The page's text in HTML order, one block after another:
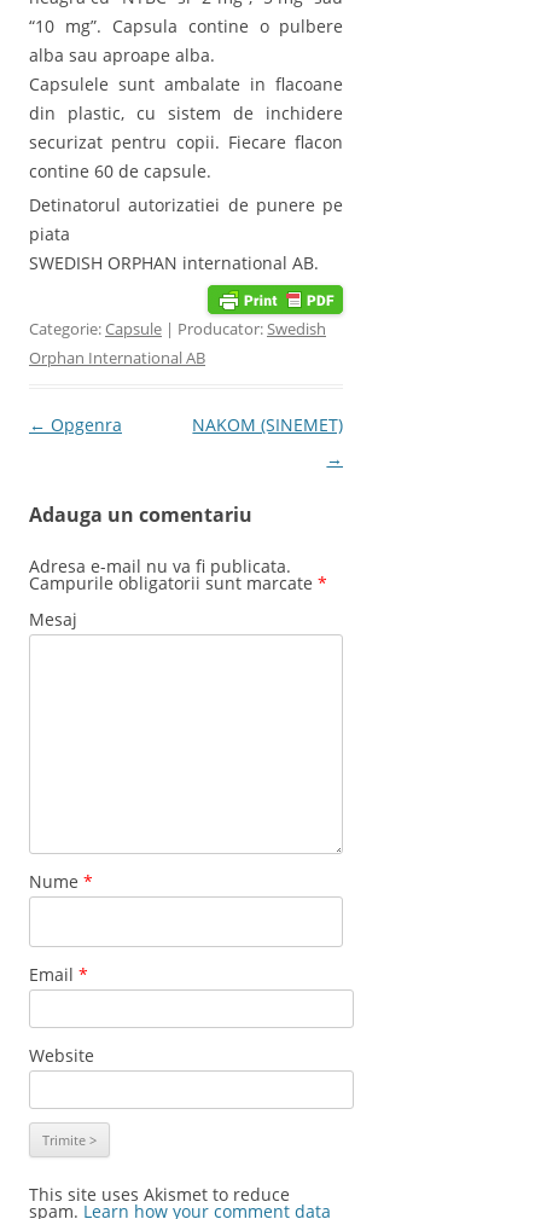
“10 mg”. Capsula contine o pulbere
alba sau aproape alba.
Capsulele sunt ambalate in flacoane
din plastic, cu sistem de inchidere
securizat pentru copii. Fiecare flacon
contine 60 de capsule.
Detinatorul autorizatiei de punere pe
piata
SWEDISH ORPHAN international AB.
Categorie:Capsule | Producator:Swedish
Orphan International AB
Post navigation
← Opgenra
NAKOM (SINEMET)
→
Adauga un comentariu
Adresa e-mail nu va fi publicata.
Campurile obligatorii sunt marcate *
Mesaj
Nume *
Email *
Website
This site uses Akismet to reduce
spam. Learn how your comment data